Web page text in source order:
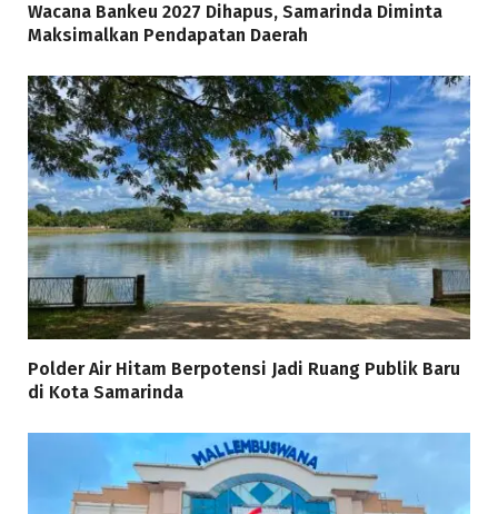
Wacana Bankeu 2027 Dihapus, Samarinda Diminta
Maksimalkan Pendapatan Daerah
Polder Air Hitam Berpotensi Jadi Ruang Publik Baru
di Kota Samarinda